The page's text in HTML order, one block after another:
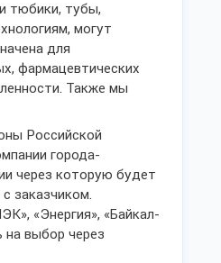
тюбики, тубы,
могут
для
фармацевтических
Также мы
Российской
города-
через которую будет
заказчиком.
«Энергия», «Байкал-
на выбор через